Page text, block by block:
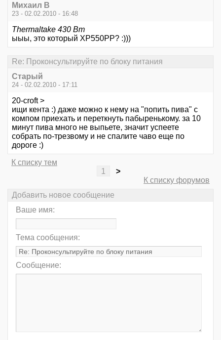
Михаил В
23 - 02.02.2010 - 16:48
Thermaltake 430 Вт
ыыы, это который XP550PP? :)))
Re: Проконсультируйте по блоку питания
Старый
24 - 02.02.2010 - 17:11
20-croft >
ищи кента :) даже можно к нему на "попить пива" с
компом приехать и переткнуть пабыренькому. за 10
минут пива много не выпьете, значит успеете
собрать по-трезвому и не спалите чаво еще по
дороге :)
К списку тем
1
>
К списку форумов
Добавить новое сообщение
Ваше имя:
Тема сообщения:
Сообщение: